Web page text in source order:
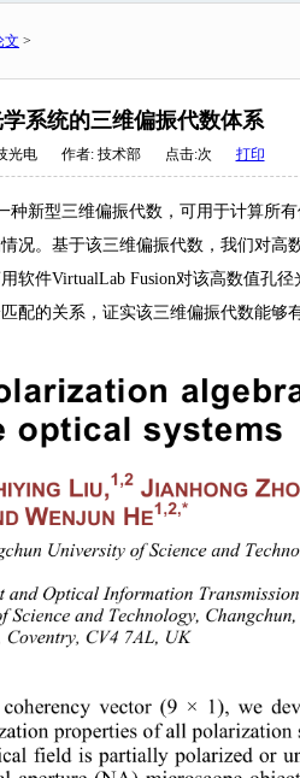
文 >
系统的三维偏振代数体系
光电 作者:技术部 点击:次 打印
种新型三维偏振代数，可用于计算所
况。基于该三维偏振代数，我们对高
软件VirtualLab Fusion对该高数值孔
配的关系，证实该三维偏振代数能够